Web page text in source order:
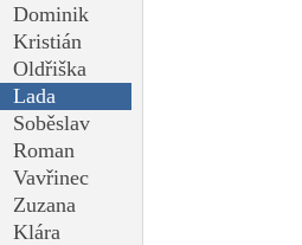
Dominik
Kristián
Oldřiška
Lada
Soběslav
Roman
Vavřinec
Zuzana
Klára